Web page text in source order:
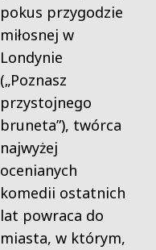
pokus przygodzie
miłosnej w
Londynie
(„Poznasz
przystojnego
bruneta”), twórca
najwyżej
ocenianych
komedii ostatnich
lat powraca do
miasta, w którym,